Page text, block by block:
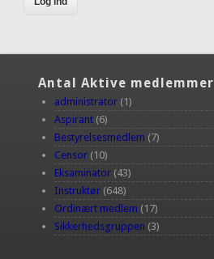
Antal Aktive medlemmer
administrator (1)
Aspirant (6)
Bestyrelsesmedlem (7)
Censor (10)
Eksaminator (43)
Instruktør (648)
Ordinært medlem (17)
Sikkerhedsgruppen (3)